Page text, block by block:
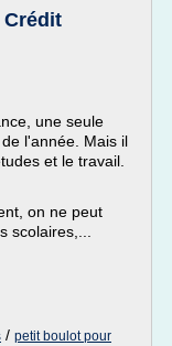
une seule
l'année. Mais il
et le travail.
on ne peut
scolaires,...
/ petit boulot pour